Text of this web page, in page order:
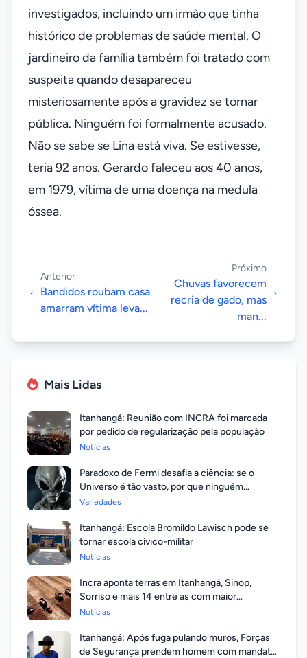
investigados, incluindo um irmão que tinha
histórico de problemas de saúde mental. O
jardineiro da família também foi tratado com
suspeita quando desapareceu
misteriosamente após a gravidez se tornar
pública. Ninguém foi formalmente acusado.
Não se sabe se Lina está viva. Se estivesse,
teria 92 anos. Gerardo faleceu aos 40 anos,
em 1979, vítima de uma doença na medula
óssea.
Anterior
Bandidos roubam casa
amarram vítima leva...
Próximo
Chuvas favorecem
recria de gado, mas
man...
Mais Lidas
Itanhangá: Reunião com INCRA foi marcada
por pedido de regularização pela população
Notícias
Paradoxo de Fermi desafia a ciência: se o
Universo é tão vasto, por que ninguém
respondeu?
Variedades
Itanhangá: Escola Bromildo Lawisch pode se
tornar escola cívico-militar
Notícias
Incra aponta terras em Itanhangá, Sinop,
Sorriso e mais 14 entre as com maior
valorização
Notícias
Itanhangá: Após fuga pulando muros, Forças
de Segurança prendem homem com mandato